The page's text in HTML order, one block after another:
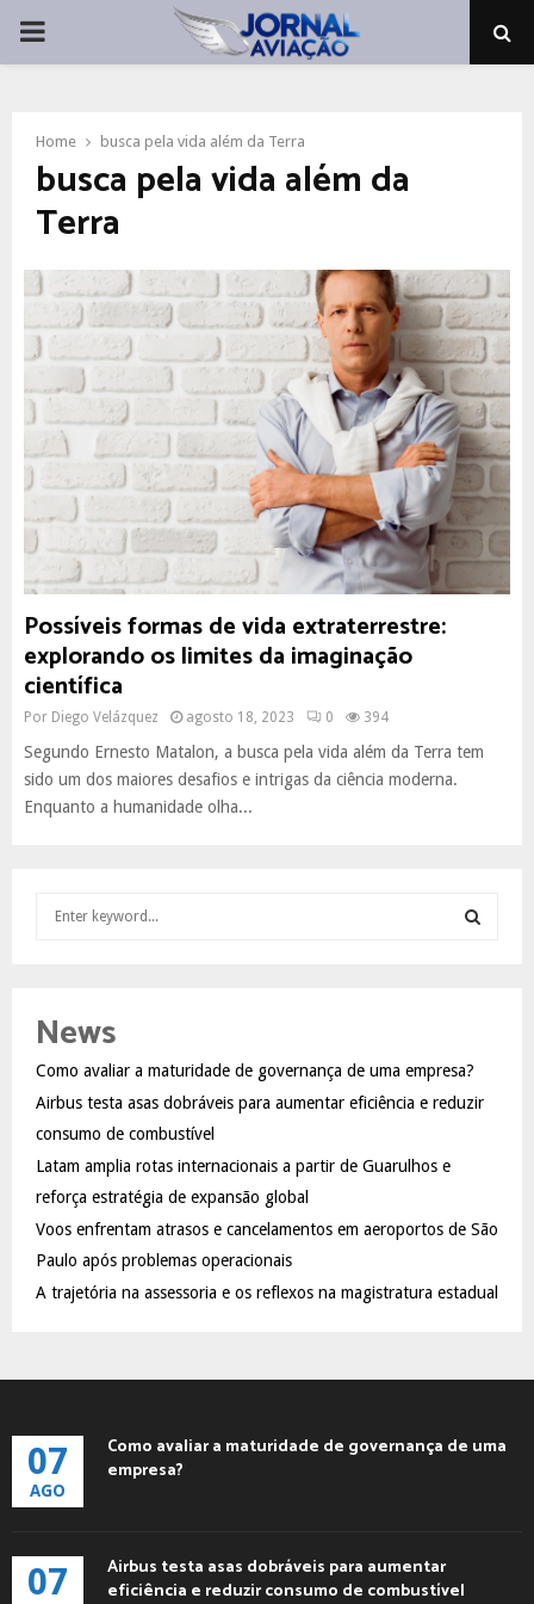
PRIMARY
Home busca pela vida além da Terra
busca pela vida além da
Terra
Possíveis formas de vida extraterrestre:
explorando os limites da imaginação
científica
Por Diego Velázquez agosto 18, 2023 0 394
Segundo Ernesto Matalon, a busca pela vida além da Terra tem
sido um dos maiores desafios e intrigas da ciência moderna.
Enquanto a humanidade olha...
h
o
r
:
R
News
Como avaliar a maturidade de governança de uma empresa?
Airbus testa asas dobráveis para aumentar eficiência e reduzir
consumo de combustível
Latam amplia rotas internacionais a partir de Guarulhos e
reforça estratégia de expansão global
Voos enfrentam atrasos e cancelamentos em aeroportos de São
Paulo após problemas operacionais
A trajetória na assessoria e os reflexos na magistratura estadual
07
AGO
Como avaliar a maturidade de governança de uma
empresa?
07
Airbus testa asas dobráveis para aumentar
eficiência e reduzir consumo de combustível